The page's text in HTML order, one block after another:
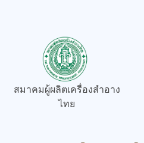
สมาคมผู้ผลิตเครื่องสำอาง
ไทย